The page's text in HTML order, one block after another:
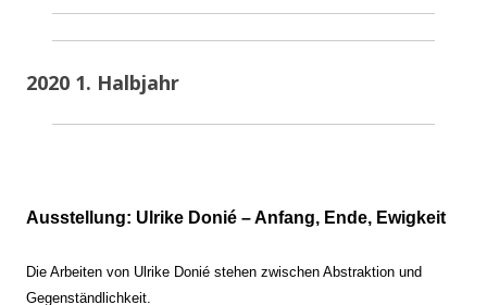
2020 1. Halbjahr
Ausstellung: Ulrike Donié – Anfang, Ende, Ewigkeit
Die Arbeiten von Ulrike Donié stehen zwischen Abstraktion und
Gegenständlichkeit.